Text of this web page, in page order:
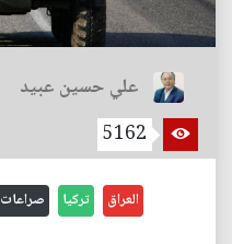
علي حسين عبيد
5162
العراق تركيا صراعات